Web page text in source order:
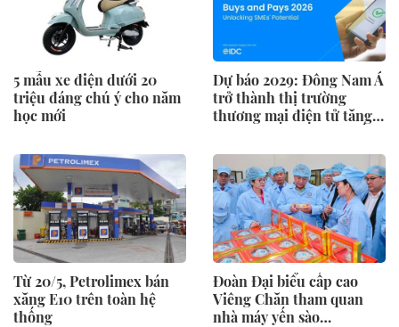
5 mẫu xe điện dưới 20
triệu đáng chú ý cho năm
học mới
Dự báo 2029: Đông Nam Á
trở thành thị trường
thương mại điện tử tăng
giới
Từ 20/5, Petrolimex bán
xăng E10 trên toàn hệ
thống
Đoàn Đại biểu cấp cao
Viêng Chăn tham quan
nhà máy yến sào